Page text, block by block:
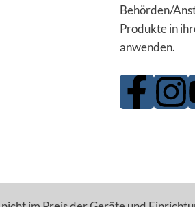
Behörden/
Produkte in
anwenden.